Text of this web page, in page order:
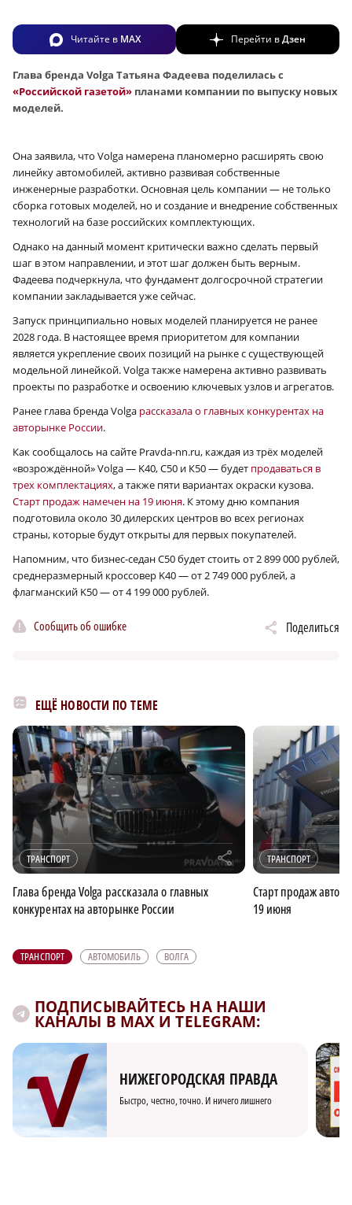
Читайте в MAX Перейти вДзен
Глава бренда Volga Татьяна Фадеева поделилась с
«Российской газетой» планами компании по выпуску новых
моделей.
Она заявила, что Volga намерена планомерно расширять свою
линейку автомобилей, активно развивая собственные
инженерные разработки. Основная цель компании — не только
сборка готовых моделей, но и создание и внедрение собственных
технологий на базе российских комплектующих.
Однако на данный момент критически важно сделать первый
шаг в этом направлении, и этот шаг должен быть верным.
Фадеева подчеркнула, что фундамент долгосрочной стратегии
компании закладывается уже сейчас.
Запуск принципиально новых моделей планируется не ранее
2028 года. В настоящее время приоритетом для компании
является укрепление своих позиций на рынке с существующей
модельной линейкой. Volga также намерена активно развивать
проекты по разработке и освоению ключевых узлов и агрегатов.
Ранее глава бренда Volga рассказала о главных конкурентах на
авторынке России.
Как сообщалось на сайте Pravda-nn.ru, каждая из трёх моделей
«возрождённой» Volga — K40, С50 и К50 — будет продаваться в
трех комплектациях, а также пяти вариантах окраски кузова.
Старт продаж намечен на 19 июня. К этому дню компания
подготовила около 30 дилерских центров во всех регионах
страны, которые будут открыты для первых покупателей.
Напомним, что бизнес-седан C50 будет стоить от 2 899 000 рублей,
среднеразмерный кроссовер K40 — от 2 749 000 рублей, а
флагманский K50 — от 4 199 000 рублей.
Сообщить об ошибке Поделиться
ЕЩЁ НОВОСТИ ПО ТЕМЕ
ТРАНСПОРТ r
Глава бренда Volga рассказала о главных
конкурентах на авторынке России
ТРАНСПОРТ
Старт продаж
19 июня
ТРАНСПОРТ АВТОМОБИЛЬ ВОЛГА
ПОДПИСЫВАЙТЕСЬ НА НАШИ
КАНАЛЫ В MAX И TELEGRAM:
НИЖЕГОРОДСКАЯ ПРАВДА
Быстро, честно, точно. И ничего лишнего